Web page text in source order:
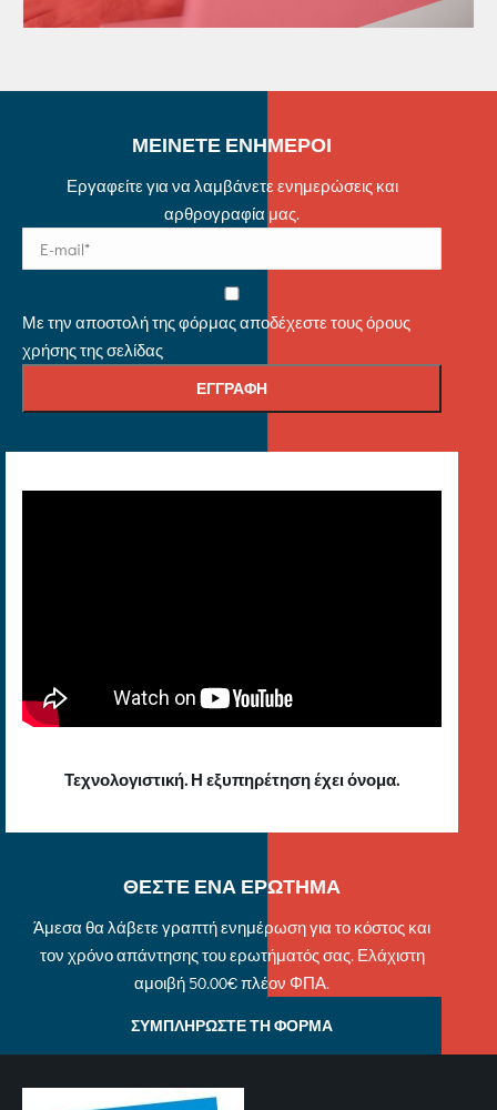
ΜΕΙΝΕΤΕ ΕΝΗΜΕΡΟΙ
Εργαφείτε για να λαμβάνετε ενημερώσεις και
αρθρογραφία μας.
Με την αποστολή της φόρμας αποδέχεστε τους όρους
χρήσης της σελίδας
Τεχνολογιστική. Η εξυπηρέτηση έχει όνομα.
ΘΕΣΤΕ ΕΝΑ ΕΡΩΤΗΜΑ
Άμεσα θα λάβετε γραπτή ενημέρωση για το κόστος και
τον χρόνο απάντησης του ερωτήματός σας. Ελάχιστη
αμοιβή 50.00€ πλέον ΦΠΑ.
ΣΥΜΠΛΗΡΩΣΤΕ ΤΗ ΦΟΡΜΑ